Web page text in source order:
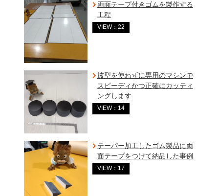
両面テープ付きゴムを製作する
工程
VIEW：22
抜型を使わずに専用のマシンで
スピーディかつ正確にカッティ
ングします
VIEW：14
テーパー加工したゴム製品に両
面テープをつけて納品した事例
VIEW：17